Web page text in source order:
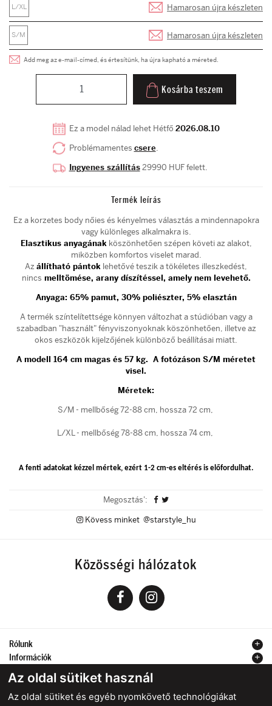
Az oldal sütiket használ
Az oldal sütiket és egyéb nyomkövető technológiákat
L/XL Hamarosan újra készleten
S/M Hamarosan újra készleten
Add meg az e-mail-címed, és értesítünk, ha újra kapható a méreted.
Kosárba teszem
Ez a model nálad lehet Hétfő 2026.08.10
Problémamentes csere.
Ingyenes szállítás29990 HUF felett.
Termék leírás
Ez a korzetes body nőies és kényelmes választás a mindennapokra
vagy különleges alkalmakra is.
Elasztikus anyagának köszönhetően szépen követi az alakot,
miközben komfortos viselet marad.
Az állítható pántok lehetővé teszik a tökéletes illeszkedést,
nincs melltömése, arany díszítéssel, amely nem levehető.
Anyaga: 65% pamut, 30% poliészter, 5% elasztán
A termék színtelítettsége könnyen változhat a stúdióban vagy a
szabadban "használt" fényviszonyoknak köszönhetően, illetve az
okos eszközök kijelzőjének különböző beállításai miatt.
A modell 164 cm magas és 57 kg. A fotózáson S/M méretet
visel.
Méretek:
S/M - mellbőség 72-88 cm, hossza 72 cm,
L/XL - mellbőség 78-88 cm, hossza 74 cm,
A fenti adatokat kézzel mértek, ezért 1-2 cm-es eltérés is előfordulhat.
Megosztás':
Kövess minket @starstyle_hu
Közösségi hálózatok
Rólunk
Információk
Kapcsolat